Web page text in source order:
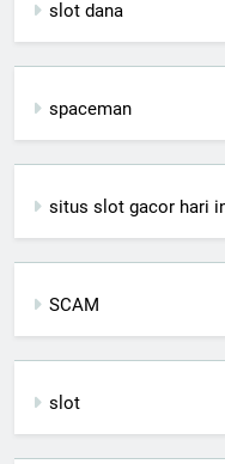
slot dana
spaceman
situs slot gacor hari
SCAM
slot